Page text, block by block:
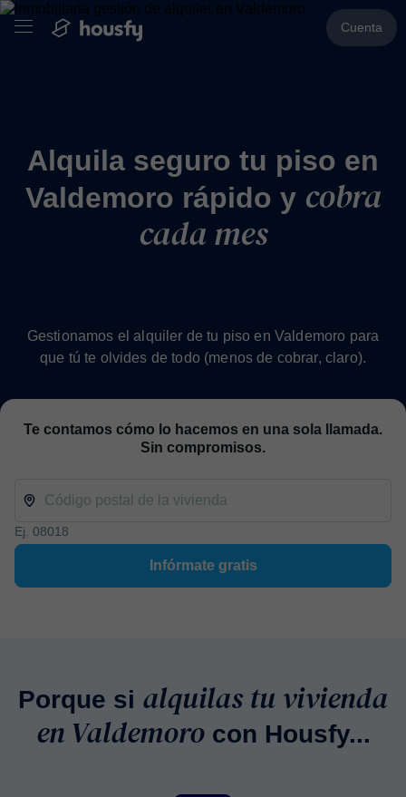
Cuenta
Alquila seguro tu piso en
Valdemoro rápido y cobra
cada mes
Gestionamos el alquiler de tu piso en Valdemoro para
que tú te olvides de todo (menos de cobrar, claro).
Te contamos cómo lo hacemos en una sola llamada.
Sin compromisos.
Ej. 08018
Infórmate gratis
Porque si alquilas tu vivienda
en Valdemorocon Housfy...